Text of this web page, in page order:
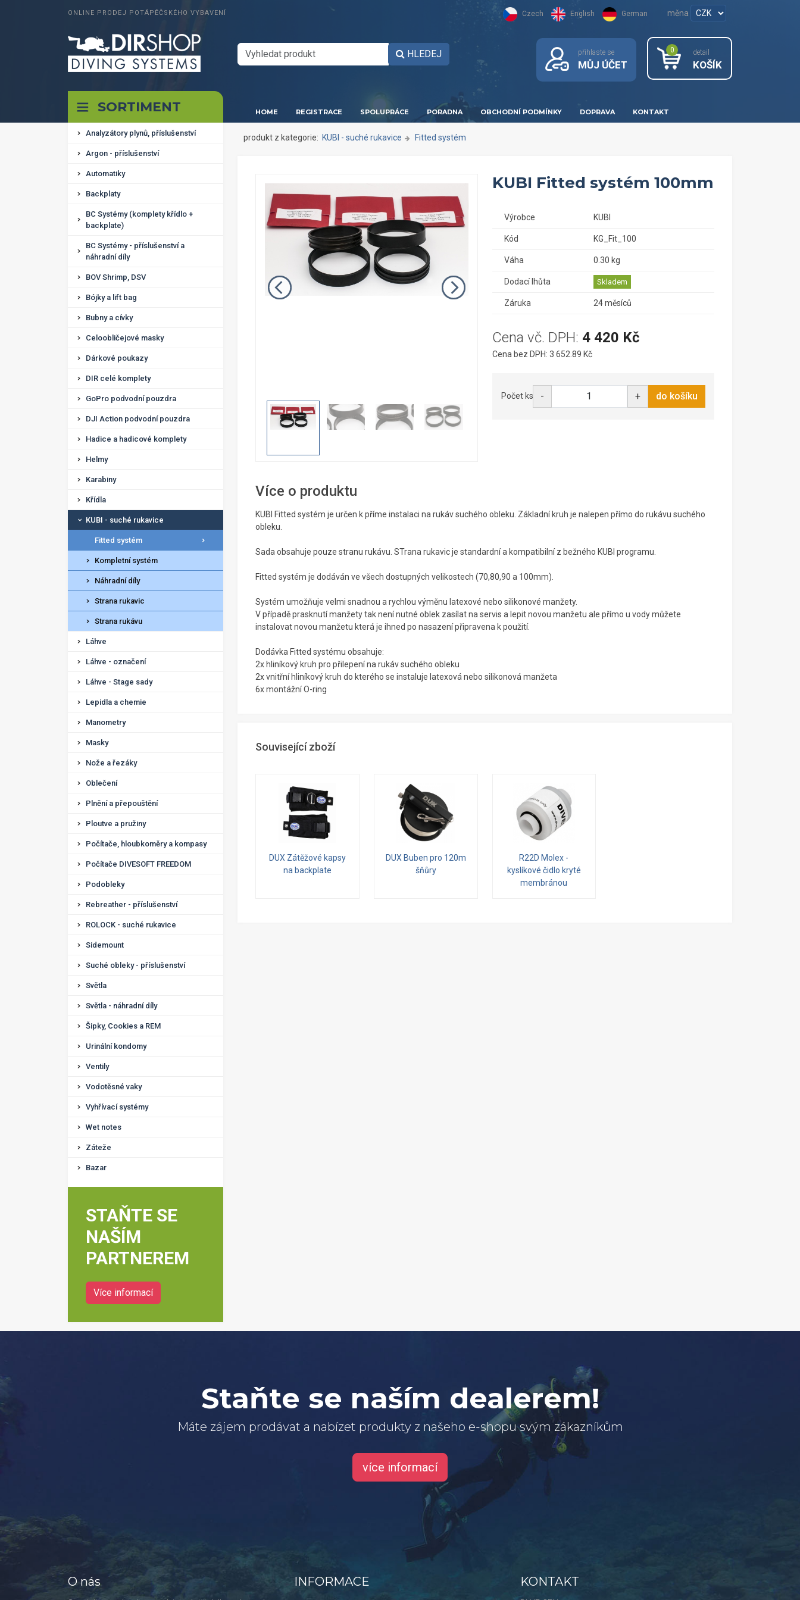
ONLINE PRODEJ POTÁPĚČSKÉHO VYBAVENÍ Czech English German měna
HLEDEJ přihlaste se
MŮJ ÚČET
0 detail
KOŠÍK
SORTIMENT HOME REGISTRACE SPOLUPRÁCE PORADNA OBCHODNÍ PODMÍNKY DOPRAVA KONTAKT
Analyzátory plynů, příslušenství
Argon - příslušenství
Automatiky
Backplaty
BC Systémy (komplety křídlo +
backplate)
BC Systémy - příslušenství a
náhradní díly
BOV Shrimp, DSV
Bójky a lift bag
Bubny a cívky
Celoobličejové masky
Dárkové poukazy
DIR celé komplety
GoPro podvodní pouzdra
DJI Action podvodní pouzdra
Hadice a hadicové komplety
Helmy
Karabiny
Křídla
KUBI - suché rukavice
Fitted systém
Kompletní systém
Náhradní díly
Strana rukavic
Strana rukávu
Láhve
Láhve - označení
Láhve - Stage sady
Lepidla a chemie
Manometry
Masky
Nože a řezáky
Oblečení
Plnění a přepouštění
Ploutve a pružiny
Počítače, hloubkoměry a kompasy
Počítače DIVESOFT FREEDOM
Podobleky
Rebreather - příslušenství
ROLOCK - suché rukavice
Sidemount
Suché obleky - příslušenství
Světla
Světla - náhradní díly
Šipky, Cookies a REM
Urinální kondomy
Ventily
Vodotěsné vaky
Vyhřívací systémy
Wet notes
Záteže
Bazar
STAŇTE SE
NAŠÍM
PARTNEREM
Více informací
produkt z kategorie: KUBI - suché rukavice Fitted systém
KUBI Fitted systém 100mm
Výrobce KUBI
Kód KG_Fit_100
Váha 0.30 kg
Dodací lhůta Skladem
Záruka 24 měsíců
Cena vč. DPH: 4 420 Kč
Cena bez DPH: 3 652.89 Kč
Počet ks - + do košíku
Více o produktu
KUBI Fitted systém je určen k příme instalaci na rukáv suchého obleku. Základní kruh je nalepen přímo do rukávu suchého
obleku.
Sada obsahuje pouze stranu rukávu. STrana rukavic je standardní a kompatibilní z bežného KUBI programu.
Fitted systém je dodáván ve všech dostupných velikostech (70,80,90 a 100mm).
Systém umožňuje velmi snadnou a rychlou výměnu latexové nebo silikonové manžety.
V případě prasknutí manžety tak není nutné oblek zasílat na servis a lepit novou manžetu ale přímo u vody můžete
instalovat novou manžetu která je ihned po nasazení připravena k použití.
Dodávka Fitted systému obsahuje:
2x hliníkový kruh pro přilepení na rukáv suchého obleku
2x vnitřní hliníkový kruh do kterého se instaluje latexová nebo silikonová manžeta
6x montážní O-ring
Související zboží
DUX Zátěžové kapsy
na backplate
DUX Buben pro 120m
šňůry
R22D Molex -
kyslíkové čidlo kryté
membránou
Staňte se naším dealerem!
Máte zájem prodávat a nabízet produkty z našeho e-shopu svým zákazníkům
více informací
O nás INFORMACE KONTAKT